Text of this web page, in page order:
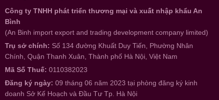
Công ty TNHH phát triển thương mại và xuất nhập khẩu An
Bình
(An Binh import export and trading development company limited)
Trụ sở chính: Số 134 đường Khuất Duy Tiến, Phường Nhân
Chính, Quận Thanh Xuân, Thành phố Hà Nội, Việt Nam
Mã Số Thuế: 0110382023
Đăng ký ngày: 09 tháng 06 năm 2023 tại phòng đăng ký kinh
doanh Sở Kế Hoạch và Đầu Tư Tp. Hà Nội